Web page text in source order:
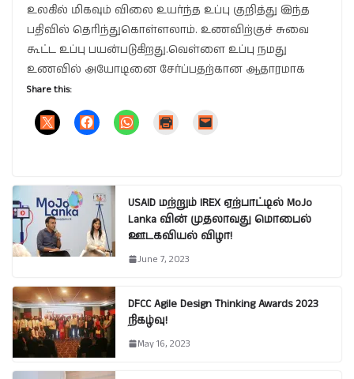
உலகில் மிகவும் விலை உயர்ந்த உப்பு குறித்து இந்த
பதிவில் தெரிந்துகொள்ளலாம். உணவிற்குச் சுவை
கூட்ட உப்பு பயன்படுகிறது.வெள்ளை உப்பு நமது
உணவில் அயோடினை சேர்ப்பதற்கான ஆதாரமாக
Share this:
USAID மற்றும் IREX ஏற்பாட்டில் MoJo
Lanka வின் முதலாவது மொபைல்
ஊடகவியல் விழா!
June 7, 2023
DFCC Agile Design Thinking Awards 2023
நிகழ்வு!
May 16, 2023